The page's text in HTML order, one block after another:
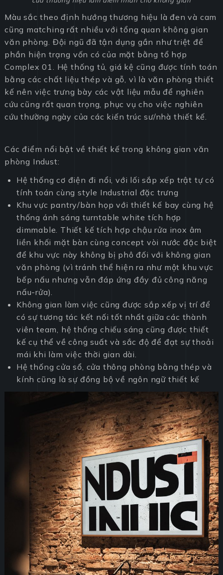
Màu sắc theo định hướng thương hiệu là đen và cam
cũng matching rất nhiều với tổng quan không gian
văn phòng. Đội ngũ đã tận dụng gần như triệt để
phần hiện trạng vốn có của mặt bằng tổ hợp
Complex 01. Hệ thống tủ, giá kệ cũng được tính toán
bằng các chất liệu thép và gỗ, vì là văn phòng thiết
kế nên việc trưng bày các vật liệu mẫu để nghiên
cứu cũng rất quan trọng, phục vụ cho việc nghiên
cứu thường ngày của các kiến trúc sư/nhà thiết kế.
Các điểm nổi bật về thiết kế trong không gian văn
phòng Indust:
Hệ thống cơ điện đi nổi, với lối sắp xếp trật tự có
tính toán cùng style Industrial đặc trưng
Khu vực pantry/bàn họp với thiết kế bay cùng hệ
thống ánh sáng turntable white tích hợp
dimmable. Thiết kế tích hợp chậu rửa inox âm
liền khối mặt bàn cùng concept vòi nước đặc biệt
để khu vực này không bị phô đối với không gian
văn phòng (vì tránh thể hiện ra như một khu vực
bếp nấu nhưng vẫn đáp ứng đầy đủ công năng
nấu-rửa).
Không gian làm việc cũng được sắp xếp vị trí để
có sự tương tác kết nối tốt nhất giữa các thành
viên team, hệ thống chiếu sáng cũng được thiết
kế cụ thể về công suất và sắc độ để đạt sự thoải
mái khi làm việc thời gian dài.
Hệ thống cửa sổ, cửa thông phòng bằng thép và
kính cũng là sự đồng bộ về ngôn ngữ thiết kế